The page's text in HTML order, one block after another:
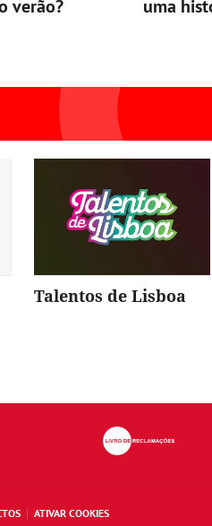
verão?
uma
Talentos de Lisboa
ATIVAR COOKIES